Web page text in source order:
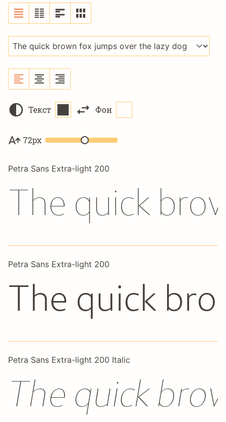
Текст Фон
72px
Petra Sans Extra-light 200
The quick
Petra Sans Extra-light 200
The quick
Petra Sans Extra-light 200 Italic
The quick